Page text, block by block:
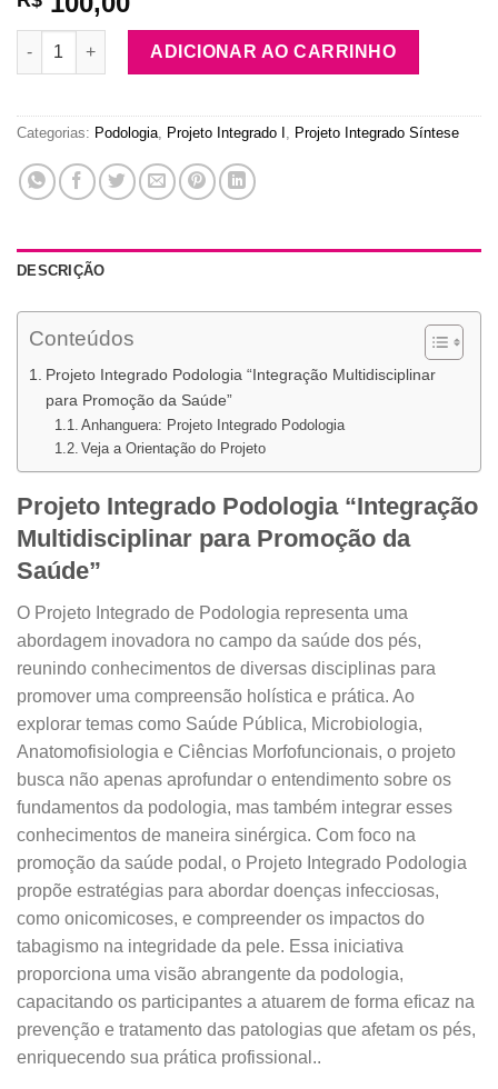
Projeto Integrado Podologia "Integração Multidisciplinar para
ADICIONAR AO CARRINHO
Categorias: Podologia Projeto Integrado I Projeto Integrado Síntese
DESCRIÇÃO
Conteúdos
Projeto Integrado Podologia “Integração Multidisciplinar
para Promoção da Saúde”
Anhanguera: Projeto Integrado Podologia
Veja a Orientação do Projeto
Projeto Integrado Podologia “Integração
Multidisciplinar para Promoção da
Saúde”
O Projeto Integrado de Podologia representa uma
abordagem inovadora no campo da saúde dos pés,
reunindo conhecimentos de diversas disciplinas para
promover uma compreensão holística e prática. Ao
explorar temas como Saúde Pública, Microbiologia,
Anatomofisiologia e Ciências Morfofuncionais, o projeto
busca não apenas aprofundar o entendimento sobre os
fundamentos da podologia, mas também integrar esses
conhecimentos de maneira sinérgica. Com foco na
promoção da saúde podal, o Projeto Integrado Podologia
propõe estratégias para abordar doenças infecciosas,
como onicomicoses, e compreender os impactos do
tabagismo na integridade da pele. Essa iniciativa
proporciona uma visão abrangente da podologia,
capacitando os participantes a atuarem de forma eficaz na
prevenção e tratamento das patologias que afetam os pés,
enriquecendo sua prática profissional..